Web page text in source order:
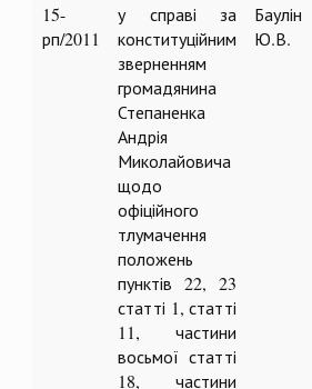
15-
рп/2011
у справі за
конституційним
зверненням
громадянина
Степаненка
Андрія
Миколайовича
щодо
офіційного
тлумачення
положень
пунктів 22, 23
статті 1, статті
11, частини
восьмої статті
18, частини
Баулін
Ю.В.